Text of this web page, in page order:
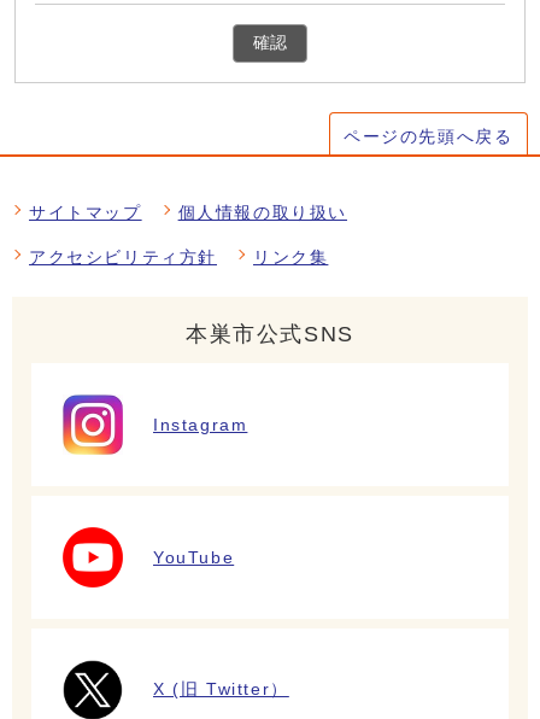
確認
ページの先頭へ戻る
サイトマップ 個人情報の取り扱い
アクセシビリティ方針 リンク集
本巣市公式SNS
Instagram
YouTube
X (旧 Twitter）